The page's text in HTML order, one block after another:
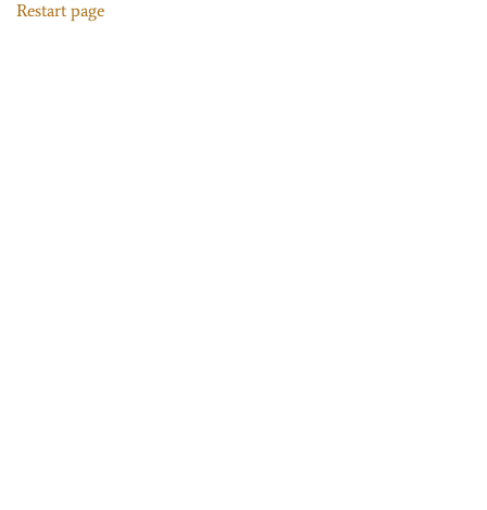
Restart page